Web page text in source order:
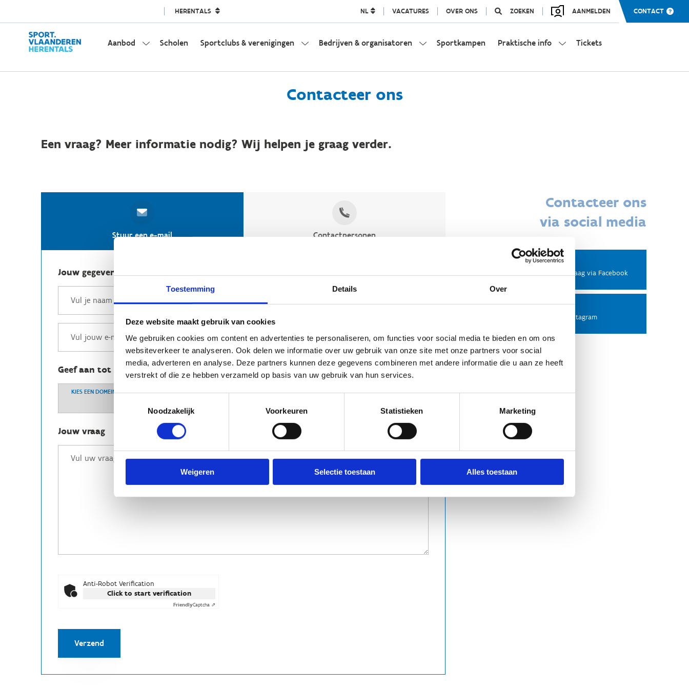
Toestemming Details Over
Deze website maakt gebruik van cookies
We gebruiken cookies om content en advertenties te personaliseren, om functies voor social media te bieden en om ons
websiteverkeer te analyseren. Ook delen we informatie over uw gebruik van onze site met onze partners voor social
media, adverteren en analyse. Deze partners kunnen deze gegevens combineren met andere informatie die u aan ze heeft
verstrekt of die ze hebben verzameld op basis van uw gebruik van hun services.
Noodzakelijk
Voorkeuren Statistieken Marketing
Weigeren Selectie toestaan Alles toestaan
HERENTALS NL VACATURES OVER ONS ZOEKEN AANMELDEN CONTACT
Aanbod Scholen Sportclubs & verenigingen Bedrijven & organisatoren Sportkampen Praktische info Tickets
Contacteer ons
Een vraag? Meer informatie nodig? Wij helpen je graag verder.
Stuur een e-mail Contactpersonen
Jouw gegevens
Geef aan tot welk domein jouw vraag behoort
KIES EEN DOMEIN
Jouw vraag
Anti-Robot Verification
Click to start verification
FriendlyCaptcha ⇗
Verzend
Contacteer ons
via social media
Facebook
Stel ons een vraag via Facebook
Instagram
Volg ons op Instagram